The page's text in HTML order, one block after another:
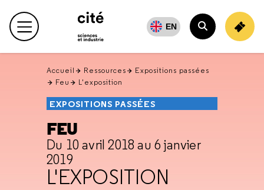
en
haut Menu principal EN
Rechercher
Accueil Ressources
Expositions passées
Feu
L'exposition
EXPOSITIONS PASSÉES
FEU
Du 10 avril 2018 au 6 janvier
2019
L'EXPOSITION